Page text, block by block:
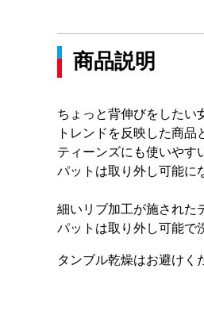
商品説明
ちょっと背伸びをしたい
トレンドを反映した商品
ティーンズにも使いやす
パットは取り外し可能に
細いリブ加工が施された
パットは取り外し可能で
タンブル乾燥はお避けく